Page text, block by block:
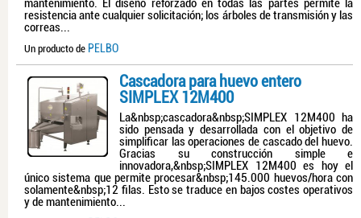
mantenimiento. El diseño reforzado en todas las partes permite la
resistencia ante cualquier solicitación; los árboles de transmisión y las
correas...
Un producto de PELBO
Cascadora para huevo entero
SIMPLEX 12M400
La&nbsp;cascadora&nbsp;SIMPLEX 12M400 ha
sido pensada y desarrollada con el objetivo de
simplificar las operaciones de cascado del huevo.
Gracias su construcción simple e
innovadora,&nbsp;SIMPLEX 12M400 es hoy el
único sistema que permite procesar&nbsp;145.000 huevos/hora con
solamente&nbsp;12 filas. Esto se traduce en bajos costes operativos
y de mantenimiento...